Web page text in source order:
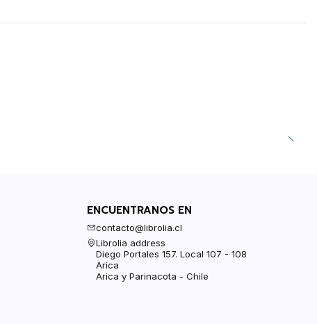
ENCUENTRANOS EN
contacto@librolia.cl
Librolia address
Diego Portales 157. Local 107 - 108
Arica
Arica y Parinacota - Chile